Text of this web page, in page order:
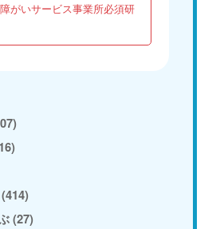
がいサービス事業所必須研
(27)